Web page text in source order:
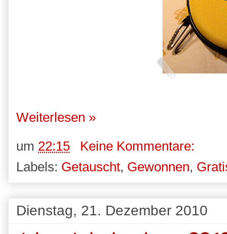
Weiterlesen »
um 22:15
Keine Kommentare:
Labels: Getauscht, Gewonnen,
Dienstag, 21. Dezember 2010